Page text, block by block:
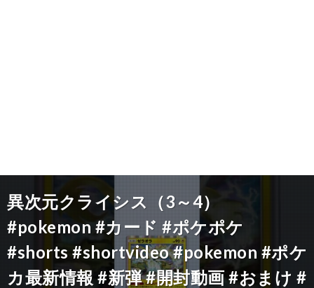
異次元クライシス（3～4）
#pokemon #カード #ポケポケ
#shorts #shortvideo #pokemon #ポケ
カ最新情報 #新弾 #開封動画 #おまけ #